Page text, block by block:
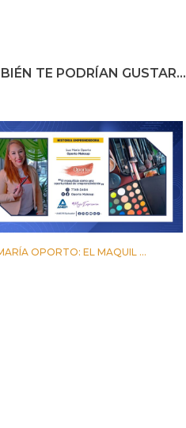
TE PODRÍAN GUSTAR...
OPORTO: EL MAQUIL ...